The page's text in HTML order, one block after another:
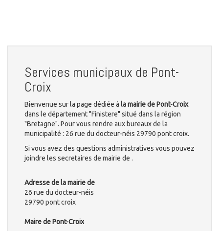
Services municipaux de Pont-
Croix
Bienvenue sur la page dédiée à la mairie de Pont-Croix
dans le département "Finistere" situé dans la région
"Bretagne". Pour vous rendre aux bureaux de la
municipalité : 26 rue du docteur-néis 29790 pont croix.
Si vous avez des questions administratives vous pouvez
joindre les secretaires de mairie de .
Adresse de la mairie de
26 rue du docteur-néis
29790 pont croix
Maire de Pont-Croix